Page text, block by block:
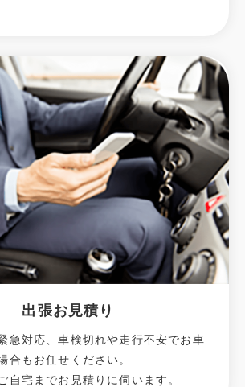
出張お見積り
急対応、車検切れや走行不安でお車
合もお任せください。
自宅までお見積りに伺います。